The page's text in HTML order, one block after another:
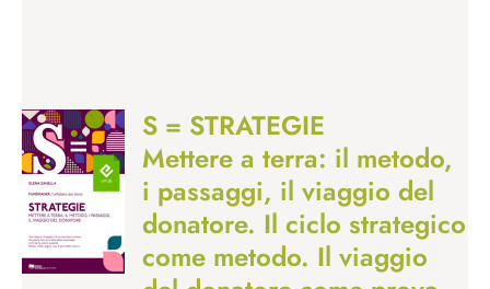
S = STRATEGIE
Mettere a terra: il metodo,
i passaggi, il viaggio del
donatore. Il ciclo strategico
come metodo. Il viaggio